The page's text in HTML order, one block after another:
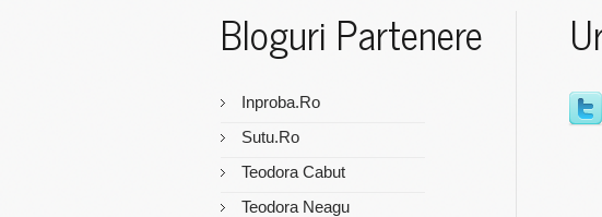
Bloguri Partenere
Inproba.ro
Sutu.ro
Teodora Cabut
Teodora Neagu